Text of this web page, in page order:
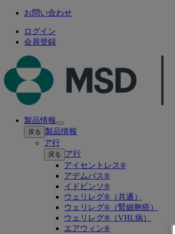
お問い合わせ
ログイン
会員登録
製品情報
Open
submenu
戻る 製品情報
ア行
戻る
ア行
アイセントレス®
アデムパス®
イドビンソ®
ウェリレグ®（共通）
ウェリレグ®（腎細胞癌）
ウェリレグ®（VHL病）
エアウィン®